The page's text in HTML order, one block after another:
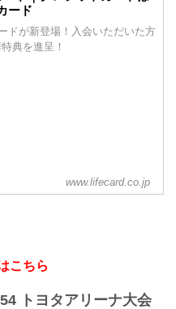
ード
ドが新登場！入会いただいた方
典を進呈！
www.lifecard.co.jp
こちら
トヨタアリーナ大会